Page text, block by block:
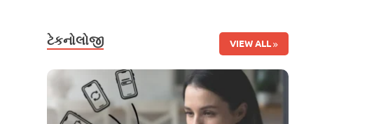
ટેકનોલોજી VIEW ALL